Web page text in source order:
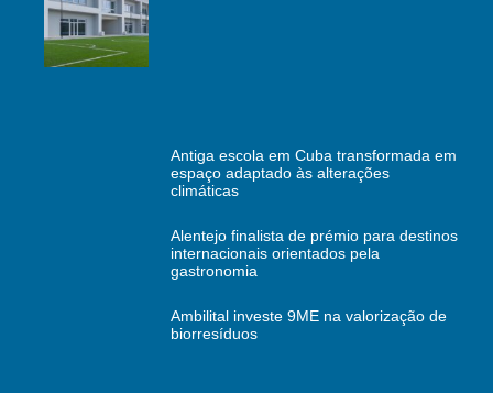
Antiga escola em Cuba transformada em
espaço adaptado às alterações
climáticas
Alentejo finalista de prémio para destinos
internacionais orientados pela
gastronomia
Ambilital investe 9ME na valorização de
biorresíduos